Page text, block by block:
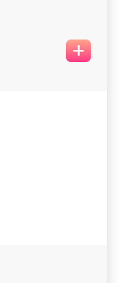
+